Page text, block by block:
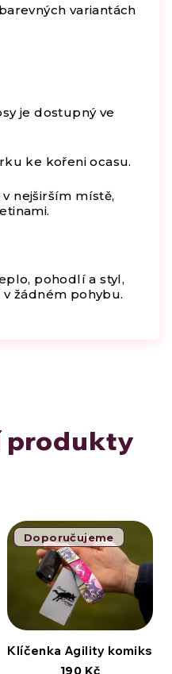
variantách
je dostupný ve
ke kořeni ocasu.
nejširším místě,
pohodlí a styl,
žádném pohybu.
produkty
Doporučujeme
Klíčenka Agility komiks
190 Kč